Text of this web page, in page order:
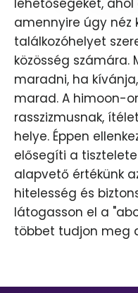
lehetőségeket, ahol
amennyire úgy néz
találkozóhelyet
közösség számára.
maradni, ha
marad. A himoon-
rasszizmusnak,
helye. Éppen
elősegíti a
alapvető értékünk
hitelesség és
látogasson el a
többet tudjon meg